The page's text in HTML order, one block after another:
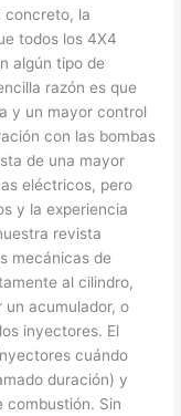
concreto, la
todos los 4X4
algún tipo de
razón es que
y un mayor control
con las bombas
de una mayor
eléctricos, pero
y la experiencia
revista
mecánicas de
al cilindro,
un acumulador, o
inyectores. El
cuándo
duración) y
combustión. Sin